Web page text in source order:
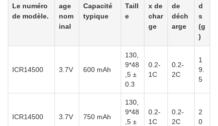
Le numéro
de modèle.
age
nom
inal
Capacité
typique
Taill
e
x de
char
ge
de
déch
arge
d
s
(g
)
ICR14500 3.7V 600 mAh
130,
9*48
,5 ±
0.3
0.2-
1C
0.2-
2C
1
9.
5
ICR14500 3.7V 750 mAh
130,
9*48
,5 ±
0.2-
1C
0.2-
2C
2
0